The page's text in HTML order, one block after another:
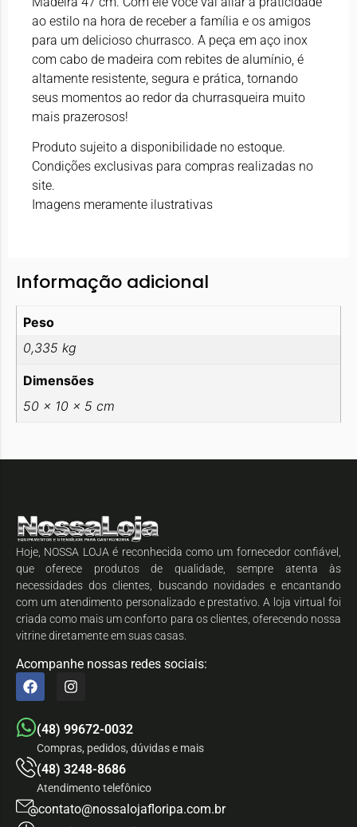
ao estilo na hora de receber a família e os amigos
para um delicioso churrasco. A peça em aço inox
com cabo de madeira com rebites de alumínio, é
altamente resistente, segura e prática, tornando
seus momentos ao redor da churrasqueira muito
mais prazerosos!
Produto sujeito a disponibilidade no estoque.
Condições exclusivas para compras realizadas no
site.
Imagens meramente ilustrativas
Informação adicional
Peso
0,335 kg
Dimensões
50 × 10 × 5 cm
Hoje, NOSSA LOJA é reconhecida como um fornecedor confiável,
que oferece produtos de qualidade, sempre atenta às
necessidades dos clientes, buscando novidades e encantando
com um atendimento personalizado e prestativo. A loja virtual foi
criada como mais um conforto para os clientes, oferecendo nossa
vitrine diretamente em suas casas.
Acompanhe nossas redes sociais:
(48) 99672-0032
Compras, pedidos, dúvidas e mais
(48) 3248-8686
Atendimento telefônico
contato@nossalojafloripa.com.br